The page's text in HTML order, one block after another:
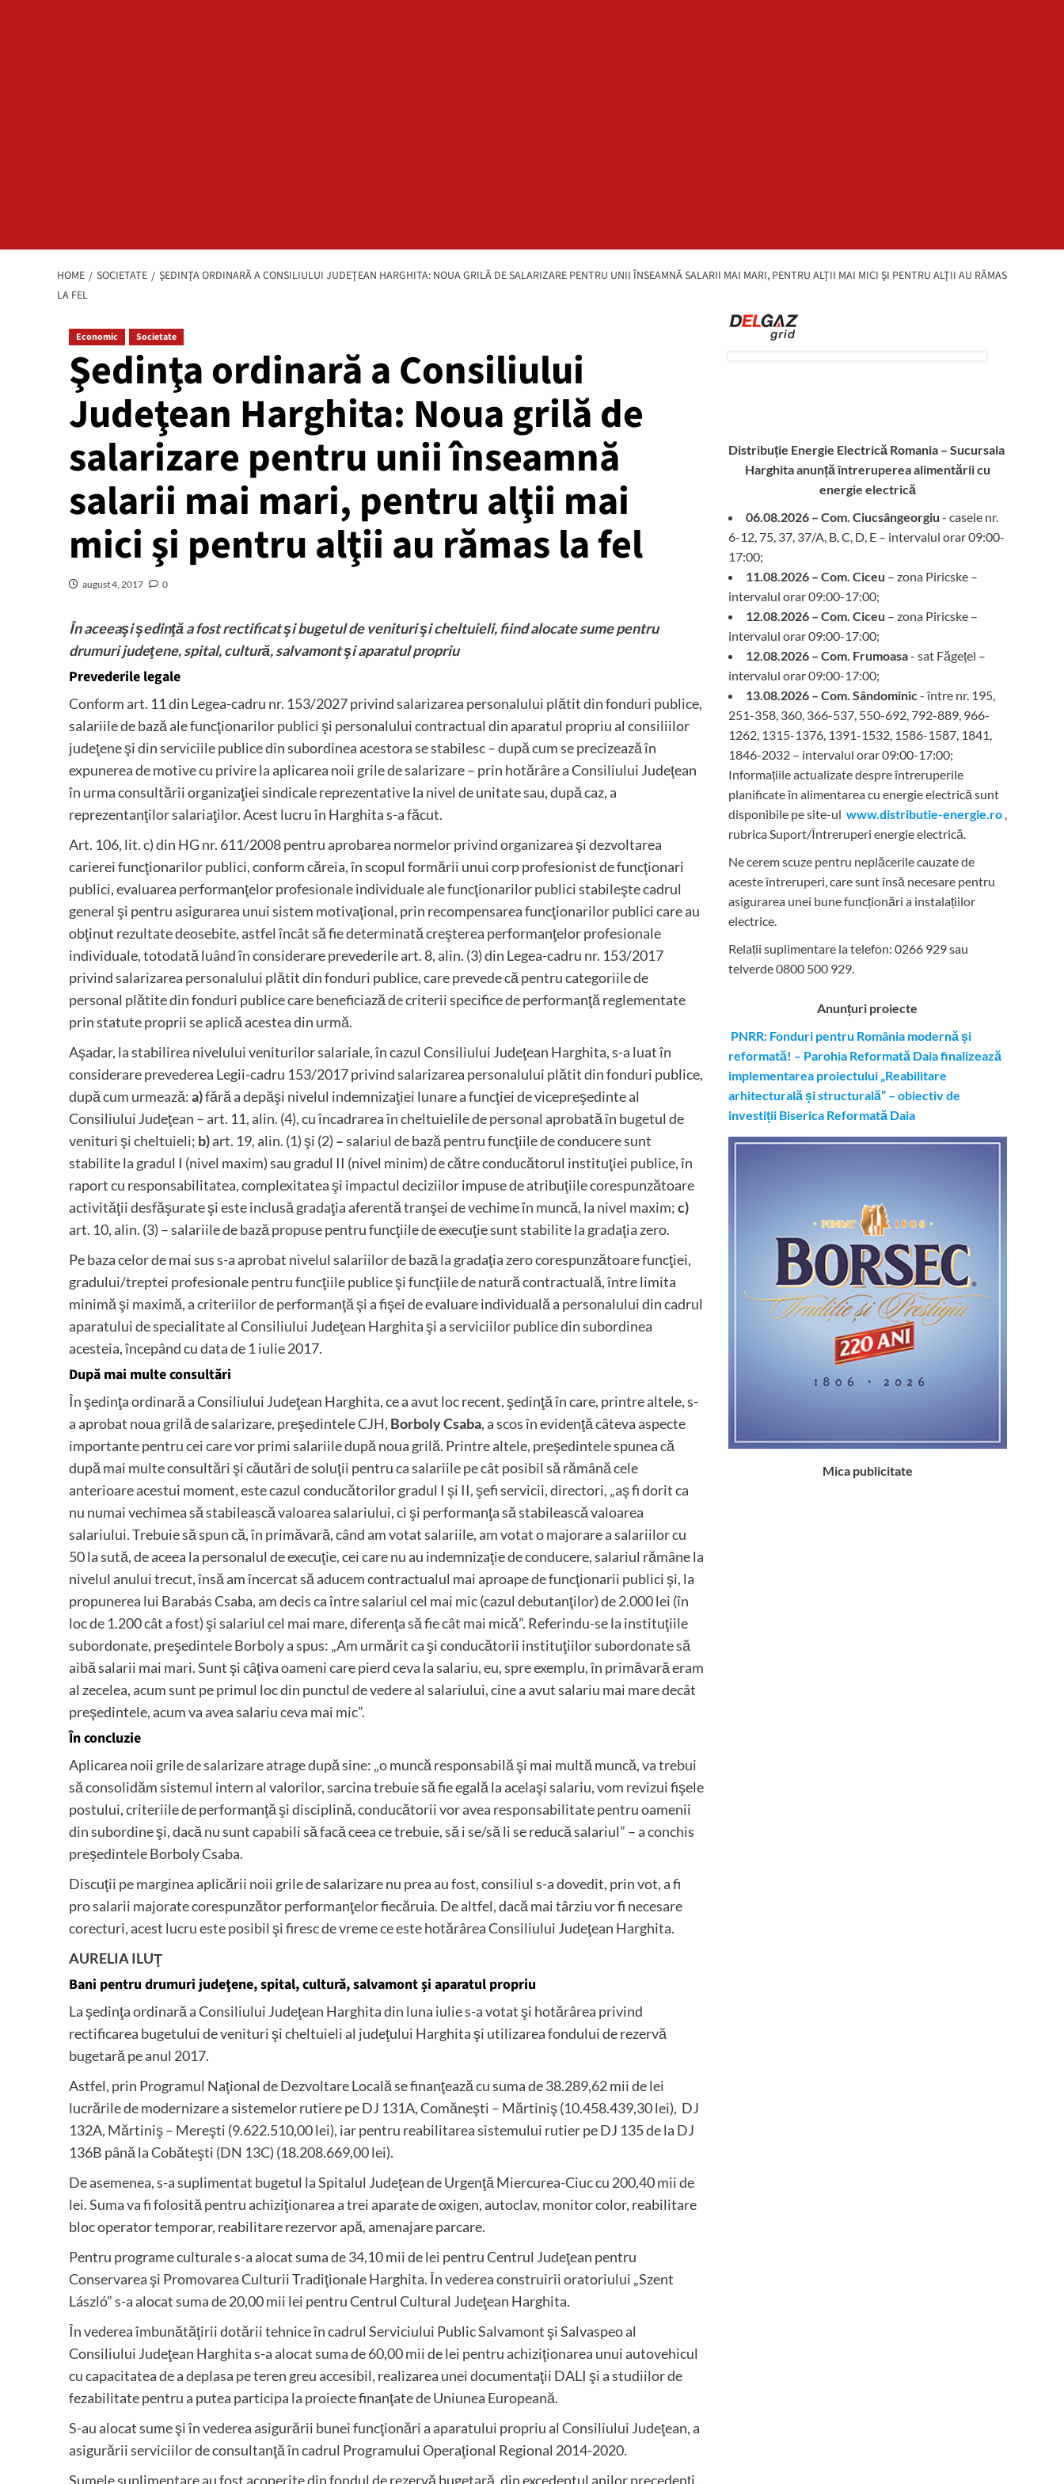
HOME SOCIETATE
ŞEDINŢA ORDINARĂ A CONSILIULUI JUDEŢEAN HARGHITA: NOUA GRILĂ DE SALARIZARE PENTRU UNII ÎNSEAMNĂ SALARII MAI MARI, PENTRU ALŢII MAI MICI ŞI PENTRU ALŢII AU RĂMAS
LA FEL
Economic Societate
Şedinţa ordinară a Consiliului
Judeţean Harghita: Noua grilă de
salarizare pentru unii înseamnă
salarii mai mari, pentru alţii mai
mici şi pentru alţii au rămas la fel
august 4, 2017 0
În aceeaşi şedinţă a fost rectificat şi bugetulde venituri şi cheltuieli, fiind alocate sume pentru
drumuri judeţene, spital, cultură, salvamont şi aparatul propriu
Prevederile legale
Conform art. 11 din Legea-cadru nr. 153/2027 privind salarizarea personalului plătit din fonduri publice,
salariile de bază ale funcţionarilor publici şi personalului contractual din aparatul propriu al consiliilor
judeţene şi din serviciile publice din subordinea acestora se stabilesc – după cum se precizează în
expunerea de motive cu privire la aplicarea noii grile de salarizare – prin hotărâre a Consiliului Judeţean
în urma consultării organizaţiei sindicale reprezentative la nivel de unitate sau, după caz, a
reprezentanţilor salariaţilor. Acest lucru în Harghita s-a făcut.
Art. 106, lit. c) din HG nr. 611/2008 pentru aprobarea normelor privind organizarea şi dezvoltarea
carierei funcţionarilor publici, conform căreia, în scopul formării unui corp profesionist de funcţionari
publici, evaluarea performanţelor profesionale individuale ale funcţionarilor publici stabileşte cadrul
general şi pentru asigurarea unui sistem motivaţional, prin recompensarea funcţionarilor publici care au
obţinut rezultate deosebite, astfel încât să fie determinată creşterea performanţelor profesionale
individuale, totodată luând în considerare prevederile art. 8, alin. (3) din Legea-cadru nr. 153/2017
privind salarizarea personalului plătit din fonduri publice, care prevede că pentru categoriile de
personal plătite din fonduri publice care beneficiază de criterii specifice de performanţă reglementate
prin statute proprii se aplică acestea din urmă.
Aşadar, la stabilirea nivelului veniturilor salariale, în cazul Consiliului Judeţean Harghita, s-a luat în
considerare prevederea Legii-cadru 153/2017 privind salarizarea personalului plătit din fonduri publice,
după cum urmează:a)fără a depăşi nivelul indemnizaţiei lunare a funcţiei de vicepreşedinte al
Consiliului Judeţean – art. 11, alin. (4), cu încadrarea în cheltuielile de personal aprobată în bugetul de
venituri şi cheltuieli; b)art. 19, alin. (1) şi (2) –salariul de bază pentru funcţiile de conducere sunt
stabilite la gradul I (nivel maxim) sau gradul II (nivel minim) de către conducătorul instituţiei publice, în
raport cu responsabilitatea, complexitatea şi impactul deciziilor impuse de atribuţiile corespunzătoare
activităţii desfăşurate şi este inclusă gradaţia aferentă tranşei de vechime în muncă, la nivel maxim;c)
art. 10, alin. (3) – salariile de bază propuse pentru funcţiile de execuţie sunt stabilite la gradaţia zero.
Pe baza celor de mai sus s-a aprobat nivelul salariilor de bază la gradaţia zero corespunzătoare funcţiei,
gradului/treptei profesionale pentru funcţiile publice şi funcţiile de natură contractuală, între limita
minimă şi maximă, a criteriilor de performanţă şi a fişei de evaluare individuală a personalului din cadrul
aparatului de specialitate al Consiliului Judeţean Harghita şi a serviciilor publice din subordinea
acesteia, începând cu data de 1 iulie 2017.
După mai multe consultări
În şedinţa ordinară a Consiliului Judeţean Harghita, ce a avut loc recent, şedinţă în care, printre altele, s-
a aprobat noua grilă de salarizare, preşedintele CJH, Borboly Csaba, a scos în evidenţă câteva aspecte
importante pentru cei care vor primi salariile după noua grilă. Printre altele, preşedintele spunea că
după mai multe consultări şi căutări de soluţii pentru ca salariile pe cât posibil să rămână cele
anterioare acestui moment, este cazul conducătorilor gradul I şi II, şefi servicii, directori, „aş fi dorit ca
nu numai vechimea să stabilească valoarea salariului, ci şi performanţa să stabilească valoarea
salariului. Trebuie să spun că, în primăvară, când am votat salariile, am votat o majorare a salariilor cu
50 la sută, de aceea la personalul de execuţie, cei care nu au indemnizaţie de conducere, salariul rămâne la
nivelul anului trecut, însă am încercat să aducem contractualul mai aproape de funcţionarii publici şi, la
propunerea lui Barabás Csaba, am decis ca între salariul cel mai mic (cazul debutanţilor) de 2.000 lei (în
loc de 1.200 cât a fost) şi salariul cel mai mare, diferenţa să fie cât mai mică”. Referindu-se la instituţiile
subordonate, preşedintele Borboly a spus: „Am urmărit ca şi conducătorii instituţiilor subordonate să
aibă salarii mai mari. Sunt şi câţiva oameni care pierd ceva la salariu, eu, spre exemplu, în primăvară eram
al zecelea, acum sunt pe primul loc din punctul de vedere al salariului, cine a avut salariu mai mare decât
preşedintele, acum va avea salariu ceva mai mic”.
În concluzie
Aplicarea noii grile de salarizare atrage după sine: „o muncă responsabilă şi mai multă muncă, va trebui
să consolidăm sistemul intern al valorilor, sarcina trebuie să fie egală la acelaşi salariu, vom revizui fişele
postului, criteriile de performanţă şi disciplină, conducătorii vor avea responsabilitate pentru oamenii
din subordine şi, dacă nu sunt capabili să facă ceea ce trebuie, să i se/să li se reducă salariul” – a conchis
preşedintele Borboly Csaba.
Discuţii pe marginea aplicării noii grile de salarizare nu prea au fost, consiliul s-a dovedit, prin vot, a fi
pro salarii majorate corespunzător performanţelor fiecăruia. De altfel, dacă mai târziu vor fi necesare
corecturi, acest lucru este posibil şi firesc de vreme ce este hotărârea Consiliului Judeţean Harghita.
AURELIA ILUŢ
Bani pentru drumuri judeţene, spital, cultură, salvamont şi aparatul propriu
La şedinţa ordinară a Consiliului Judeţean Harghita din luna iulie s-a votat şi hotărârea privind
rectificarea bugetului de venituri şi cheltuieli al judeţului Harghita şi utilizarea fondului de rezervă
bugetară pe anul 2017.
Astfel, prin Programul Naţional de Dezvoltare Locală se finanţează cu suma de 38.289,62 mii de lei
lucrările de modernizare a sistemelor rutiere pe DJ 131A, Comăneşti – Mărtiniş (10.458.439,30 lei), DJ
132A, Mărtiniş – Mereşti (9.622.510,00 lei), iar pentru reabilitarea sistemului rutier pe DJ 135 de la DJ
136B până la Cobăteşti (DN 13C) (18.208.669,00 lei).
De asemenea, s-a suplimentat bugetul la Spitalul Judeţean de Urgenţă Miercurea-Ciuc cu 200,40 mii de
lei. Suma va fi folosită pentru achiziţionarea a trei aparate de oxigen, autoclav, monitor color, reabilitare
bloc operator temporar, reabilitare rezervor apă, amenajare parcare.
Pentru programe culturale s-a alocat suma de 34,10 mii de lei pentru Centrul Judeţean pentru
Conservarea şi Promovarea Culturii Tradiţionale Harghita. În vederea construirii oratoriului „Szent
László” s-a alocat suma de 20,00 mii lei pentru Centrul Cultural Judeţean Harghita.
În vederea îmbunătăţirii dotării tehnice în cadrul Serviciului Public Salvamont şi Salvaspeo al
Consiliului Judeţean Harghita s-a alocat suma de 60,00 mii de lei pentru achiziţionarea unui autovehicul
cu capacitatea de a deplasa pe teren greu accesibil, realizarea unei documentaţii DALI şi a studiilor de
fezabilitate pentru a putea participa la proiecte finanţate de Uniunea Europeană.
S-au alocat sume şi în vederea asigurării bunei funcţionări a aparatului propriu al Consiliului Judeţean, a
asigurării serviciilor de consultanţă în cadrul Programului Operaţional Regional 2014-2020.
Sumele suplimentare au fost acoperite din fondul de rezervă bugetară, din excedentul anilor precedenţi,
Distribuție Energie Electrică Romania – Sucursala
Harghitaanunță întreruperea alimentării cu
energie electrică
06.08.2026 – Com. Ciucsângeorgiu - casele nr.
6-12, 75, 37, 37/A, B, C, D, E – intervalul orar 09:00-
17:00;
11.08.2026 – Com. Ciceu – zona Piricske –
intervalul orar 09:00-17:00;
12.08.2026 – Com. Ciceu – zona Piricske –
intervalul orar 09:00-17:00;
12.08.2026 – Com. Frumoasa- sat Făgețel –
intervalul orar 09:00-17:00;
13.08.2026 – Com. Sândominic- între nr. 195,
251-358, 360, 366-537, 550-692, 792-889, 966-
1262, 1315-1376, 1391-1532, 1586-1587, 1841,
1846-2032 – intervalul orar 09:00-17:00;
Informațiile actualizate despre întreruperile
planificate în alimentarea cu energie electrică sunt
disponibile pe site-ul www.distributie-energie.ro ,
rubrica Suport/Întreruperi energie electrică.
Ne cerem scuze pentru neplăcerile cauzate de
aceste întreruperi, care sunt însă necesare pentru
asigurarea unei bune funcționări a instalațiilor
electrice.
Relații suplimentare la telefon: 0266 929 sau
telverde 0800 500 929.
Anunțuri proiecte
PNRR: Fonduri pentru România modernă și
reformată! – Parohia Reformată Daia finalizează
implementarea proiectului „Reabilitare
arhitecturală și structurală” – obiectiv de
investiții Biserica Reformată Daia
Mica publicitate